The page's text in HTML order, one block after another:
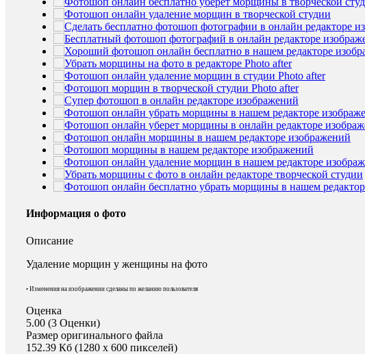
Информация о фото
Описание
Удаление морщин у женщины на фото
• Изменения на изображении сделаны по желанию пользователя
Оценка
5.00 (3 Оценки)
Размер оригинального файла
152.39 Кб (1280 x 600 пикселей)